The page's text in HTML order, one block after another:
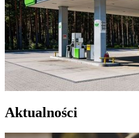
Aktualności